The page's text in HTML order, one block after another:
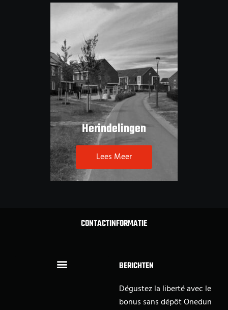
Herindelingen
Lees Meer
CONTACTINFORMATIE
BERICHTEN
Dégustez la liberté avec le
bonus sans dépôt Onedun